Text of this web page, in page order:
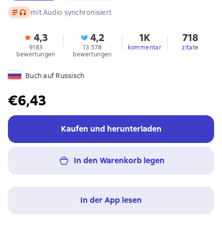
Text, Audioformat verfügbar
mit Audio synchronisiert
4,3
9183
bewertungen
4,2
13 578
bewertungen
1K
kommentar
718
zitate
Buch auf Russisch
€6,43
Kaufen und herunterladen
In den Warenkorb legen
In der App lesen